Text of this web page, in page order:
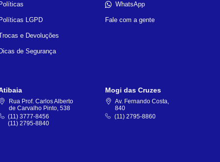
LGPD
e Devoluções
de Segurança
WhatsApp
Fale com a gente
Rua Prof. Carlos Alberto
de Carvalho Pinto, 538
(11) 3777-8456
(11) 2795-8840
Mogi das Cruzes
Av. Fernando Costa,
840
(11) 2795-8860